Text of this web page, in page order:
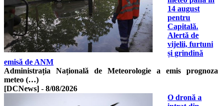
14 august
pentru
Capitală.
Alertă de
vijelii, furtuni
și grindină
emisă de ANM
Administrația Națională de Meteorologie a emis prognoza
meteo (…)
[DCNews] - 8/08/2026
O dronă a